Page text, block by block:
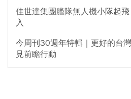
佳世達集團艦隊無人機小隊起
入
今周刊30週年特輯｜更好的台
見前瞻行動